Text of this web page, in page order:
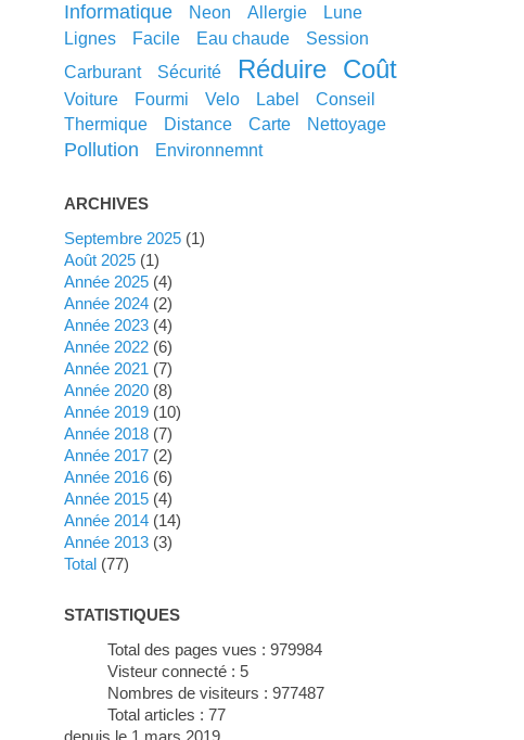
informatique neon allergie
lune
lignes
facile eau chaude
session
carburant
sécurité réduire coût
voiture fourmi velo label
conseil
thermique
distance carte nettoyage
pollution environnemnt
ARCHIVES
septembre 2025 (1)
août 2025 (1)
année 2025 (4)
année 2024 (2)
année 2023 (4)
année 2022 (6)
année 2021 (7)
année 2020 (8)
année 2019 (10)
année 2018 (7)
année 2017 (2)
année 2016 (6)
année 2015 (4)
année 2014 (14)
année 2013 (3)
total (77)
STATISTIQUES
Total des pages vues :979984
Visteur connecté : 5
Nombres de visiteurs :977487
Total articles :77